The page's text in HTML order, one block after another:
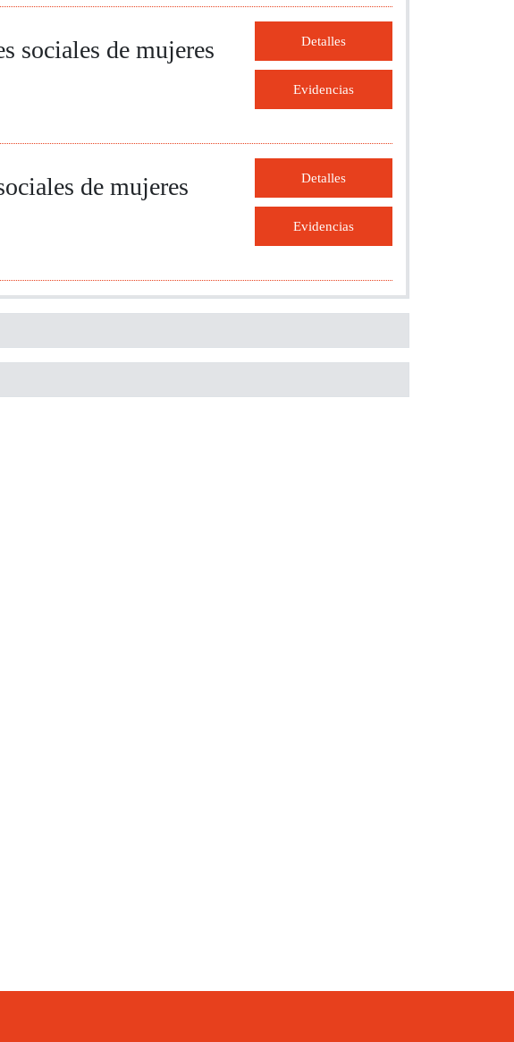
sociales de mujeres Detalles
Evidencias
de mujeres Detalles
Evidencias